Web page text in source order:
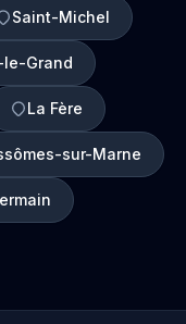
Saint-Michel
le-Grand
La Fère
sur-Marne